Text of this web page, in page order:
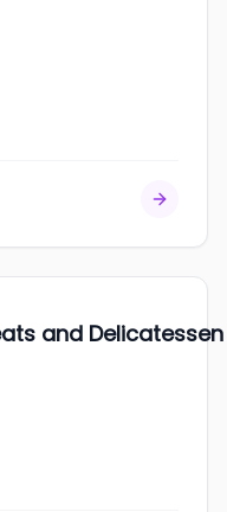
and Delicatessen